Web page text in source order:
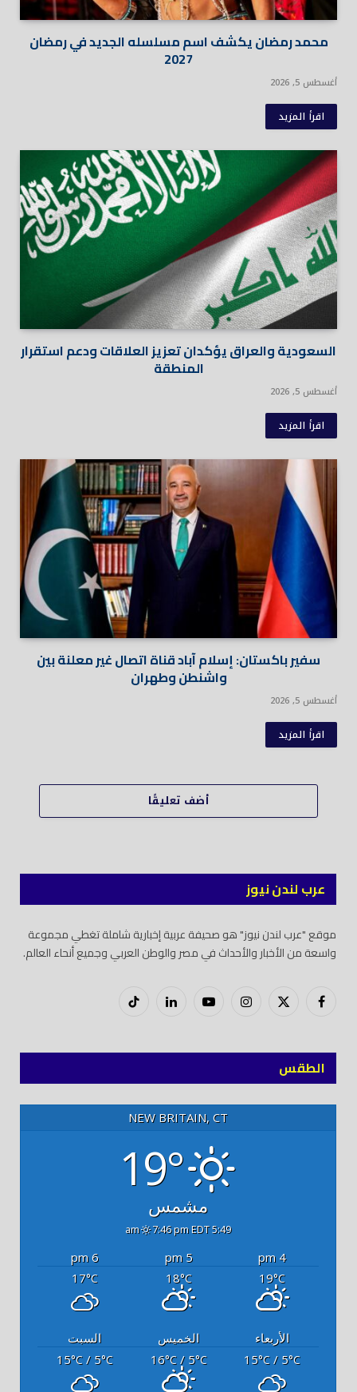
محمد رمضان يكشف اسم مسلسله الجديد في رمضان
2027
أغسطس 5, 2026
اقرأ المزيد
السعودية والعراق يؤكدان تعزيز العلاقات ودعم استقرار
المنطقة
أغسطس 5, 2026
اقرأ المزيد
سفير باكستان: إسلام آباد قناة اتصال غير معلنة بين
واشنطن وطهران
أغسطس 5, 2026
اقرأ المزيد
أضف تعليقًا
عرب لندن نيوز
موقع "عرب لندن نيوز" هو صحيفة عربية إخبارية شاملة تغطي مجموعة
واسعة من الأخبار والأحداث في مصر والوطن العربي وجميع أنحاء العالم.
فيسبوكX
إنستغراميوتيوب لينكدود
تيك
الطقس
NEW BRITAIN, CT
19°
مشمس
5:49 am
7:46 pm EDT
4 pm
5 pm
6 pm
19°C
18°C
17°C
الأربعاء الخميس
السبت
15°C / 5°C
16°C/ 5°C
15°C/ 5°C